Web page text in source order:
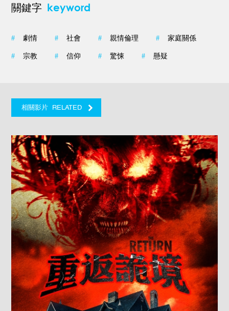
關鍵字 keyword
# 劇情 # 社會 # 親情倫理 # 家庭關係
# 宗教 # 信仰 # 驚悚 # 懸疑
相關影片 RELATED